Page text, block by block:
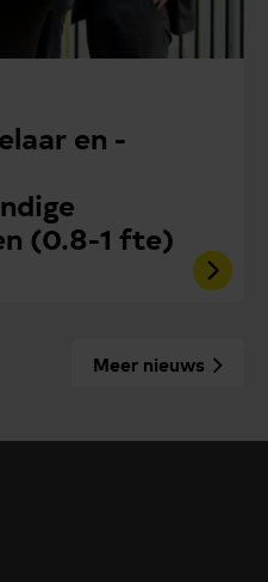
en -
(0.8-1 fte)
Meer nieuws